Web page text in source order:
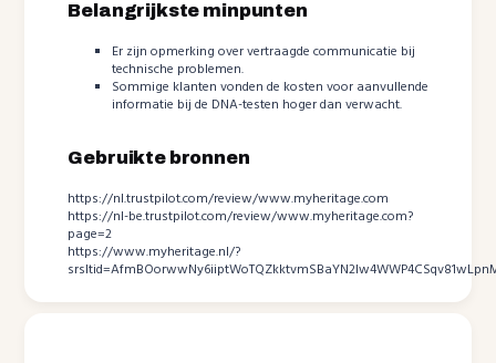
Belangrijkste minpunten
Er zijn opmerking over vertraagde communicatie bij
technische problemen.
Sommige klanten vonden de kosten voor aanvullende
informatie bij de DNA-testen hoger dan verwacht.
Gebruikte bronnen
https://nl.trustpilot.com/review/www.myheritage.com
https://nl-be.trustpilot.com/review/www.myheritage.com?
page=2
https://www.myheritage.nl/?